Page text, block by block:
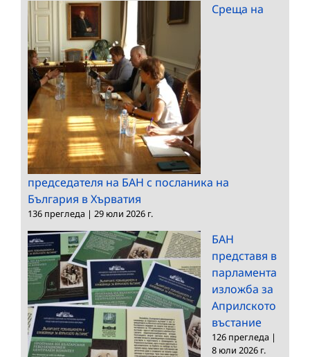
Среща на
председателя на БАН с посланика на
България в Хърватия
136 прегледа | 29 юли 2026 г.
БАН
представя в
парламента
изложба за
Априлското
въстание
126 прегледа |
8 юли 2026 г.